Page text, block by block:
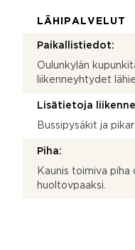
LÄHIPALVELUT
Paikallistiedot:
Oulunkylän
liikenneyhtydet
Lisätietoja
Bussipysäkit ja
Piha:
Kaunis toimiva piha
huoltovpaaksi.